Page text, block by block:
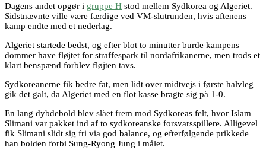
Dagens andet opgør i gruppe H stod mellem Sydkorea og Algeriet.
Sidstnævnte ville være færdige ved VM-slutrunden, hvis aftenens
kamp endte med et nederlag.
Algeriet startede bedst, og efter blot to minutter burde kampens
dommer have fløjtet for straffespark til nordafrikanerne, men trods et
klart benspænd forblev fløjten tavs.
Sydkoreanerne fik bedre fat, men lidt over midtvejs i første halvleg
gik det galt, da Algeriet med en flot kasse bragte sig på 1-0.
En lang dybdebold blev slået frem mod Sydkoreas felt, hvor Islam
Slimani var pakket ind af to sydkoreanske forsvarsspillere. Alligevel
fik Slimani slidt sig fri via god balance, og efterfølgende prikkede
han bolden forbi Sung-Ryong Jung i målet.